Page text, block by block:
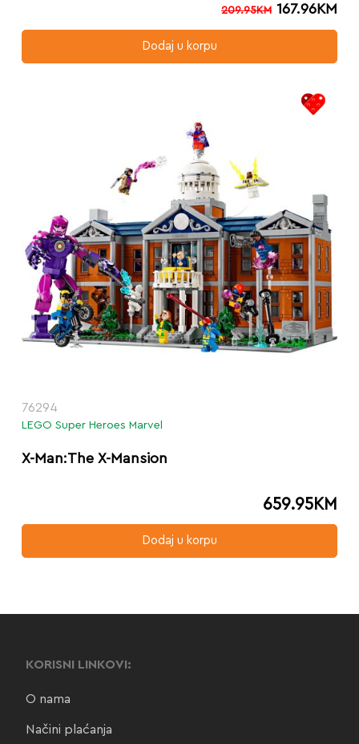
209.95KM 167.96KM
Dodaj u korpu
76294
LEGO Super Heroes Marvel
X-Man:The X-Mansion
659.95KM
Dodaj u korpu
KORISNI LINKOVI:
O nama
Načini plaćanja